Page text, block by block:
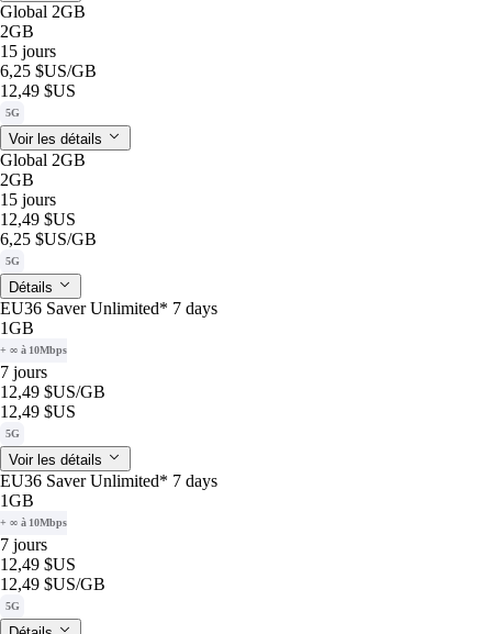
Global 2GB
2GB
15 jours
6,25 $US/GB
12,49 $US
5G
Voir les détails
Global 2GB
2GB
15 jours
12,49 $US
6,25 $US/GB
5G
Détails
EU36 Saver Unlimited* 7 days
1GB
+ ∞ à 10Mbps
7 jours
12,49 $US/GB
12,49 $US
5G
Voir les détails
EU36 Saver Unlimited* 7 days
1GB
+ ∞ à 10Mbps
7 jours
12,49 $US
12,49 $US/GB
5G